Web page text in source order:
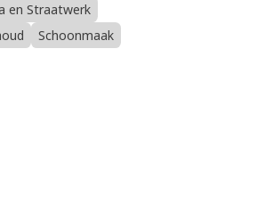
en Straatwerk
Schoonmaak